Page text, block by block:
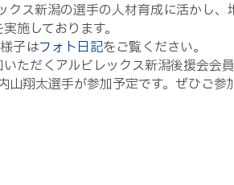
ス新潟の選手の人材育成に活かし
施しております。
子はフォト日記をご覧ください。
ただくアルビレックス新潟後援会会
翔太選手が参加予定です。ぜひご参